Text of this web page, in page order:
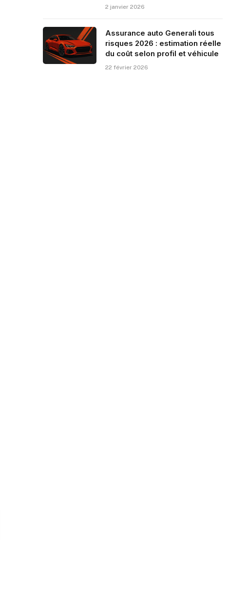
2 janvier 2026
Assurance auto Generali tous
risques 2026 : estimation réelle
du coût selon profil et véhicule
22 février 2026